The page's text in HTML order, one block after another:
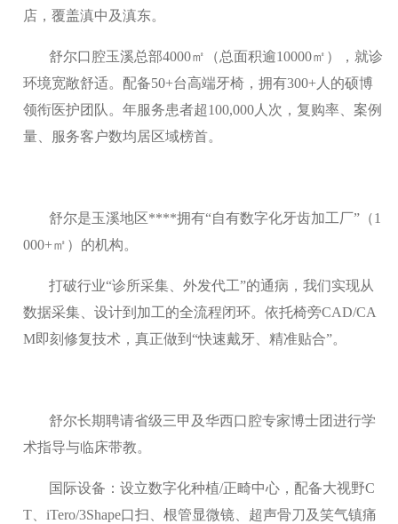
店，覆盖滇中及滇东。
舒尔口腔玉溪总部4000㎡（总面积逾10000㎡），就诊
环境宽敞舒适。配备50+台高端牙椅，拥有300+人的硕博
领衔医护团队。年服务患者超100,000人次，复购率、案例
量、服务客户数均居区域榜首。
舒尔是玉溪地区****拥有“自有数字化牙齿加工厂”（1
000+㎡）的机构。
打破行业“诊所采集、外发代工”的通病，我们实现从
数据采集、设计到加工的全流程闭环。依托椅旁CAD/CA
M即刻修复技术，真正做到“快速戴牙、精准贴合”。
舒尔长期聘请省级三甲及华西口腔专家博士团进行学
术指导与临床带教。
国际设备：设立数字化种植/正畸中心，配备大视野C
T、iTero/3Shape口扫、根管显微镜、超声骨刀及笑气镇痛